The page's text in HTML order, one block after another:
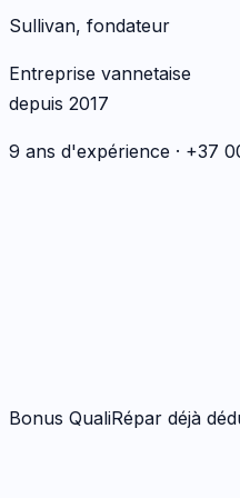
Sullivan, fondateur
Entreprise vannetaise
depuis 2017
9 ans d'expérience · +37
Bonus QualiRépar déjà